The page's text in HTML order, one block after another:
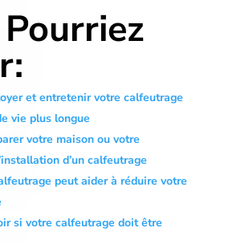
et entretenir votre calfeutrage
vie plus longue
votre maison ou votre
d’un calfeutrage
peut aider à réduire votre
si votre calfeutrage doit être